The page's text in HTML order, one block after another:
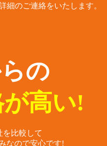
細のご連絡をいたします。
の
高い!
を比較して
なので安心です!